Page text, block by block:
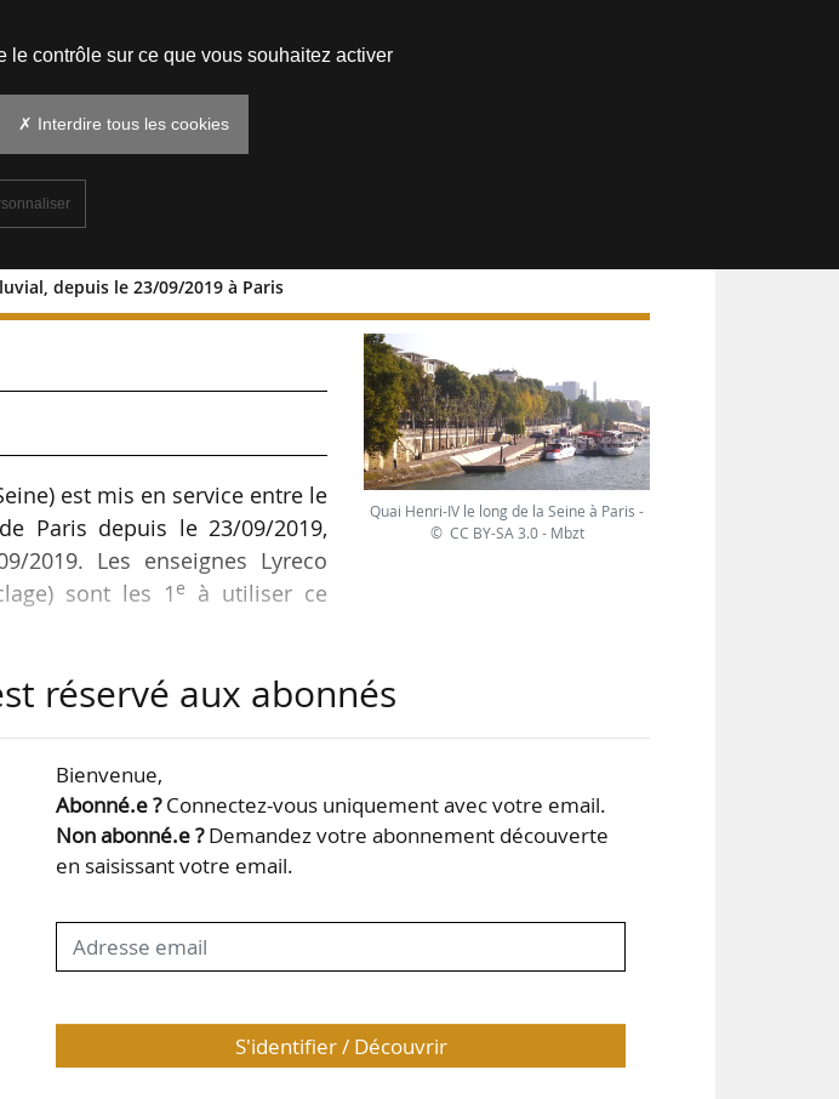
depuis le 23/09/2019 à Paris
jour par mode
est mis en service entre le
Paris depuis le 23/09/2019,
2019. Les enseignes Lyreco
sont les 1 e
à utiliser ce
liaison quotidienne entre 4
représentent une surface
Quai Henri-IV le long de la Seine à Paris -
© CC BY-SA 3.0 - Mbzt
réservé aux abonnés
Bienvenue,
Abonné.e ?Connectez-vous uniquement avec votre email.
Non abonné.e ?Demandez votre abonnement découverte
en saisissant votre email.
S'identifier / Découvrir
contrôle sur ce que vous souhaitez activer
✗ Interdire tous les cookies